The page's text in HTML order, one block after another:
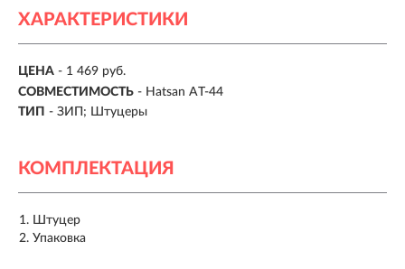
ХАРАКТЕРИСТИКИ
ЦЕНА - 1 469 руб.
СОВМЕСТИМОСТЬ - Hatsan AT-44
ТИП - ЗИП; Штуцеры
КОМПЛЕКТАЦИЯ
Штуцер
Упаковка